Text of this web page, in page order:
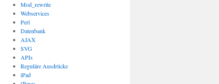
Mod_rewrite
Webservices
Perl
Datenbank
AJAX
SVG
APIs
Reguläre Ausdrücke
iPad